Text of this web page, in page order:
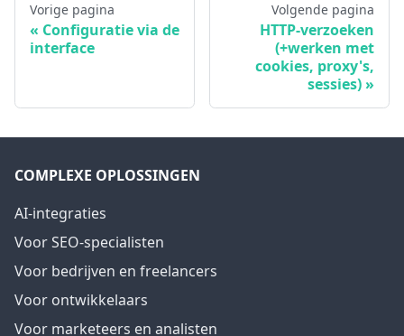
Vorige pagina
Configuratie via de
interface
Volgende pagina
HTTP-verzoeken
(+werken met
cookies, proxy's,
sessies)
COMPLEXE OPLOSSINGEN
AI-integraties
Voor SEO-specialisten
Voor bedrijven en freelancers
Voor ontwikkelaars
Voor marketeers en analisten